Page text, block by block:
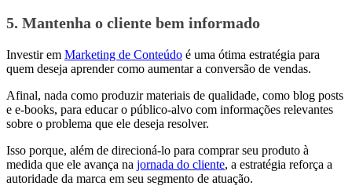
5. Mantenha o cliente bem informado
Investir em Marketing de Conteúdo é uma ótima estratégia para
quem deseja aprender como aumentar a conversão de vendas.
Afinal, nada como produzir materiais de qualidade, como blog posts
e e-books, para educar o público-alvo com informações relevantes
sobre o problema que ele deseja resolver.
Isso porque, além de direcioná-lo para comprar seu produto à
medida que ele avança na jornada do cliente, a estratégia reforça a
autoridade da marca em seu segmento de atuação.